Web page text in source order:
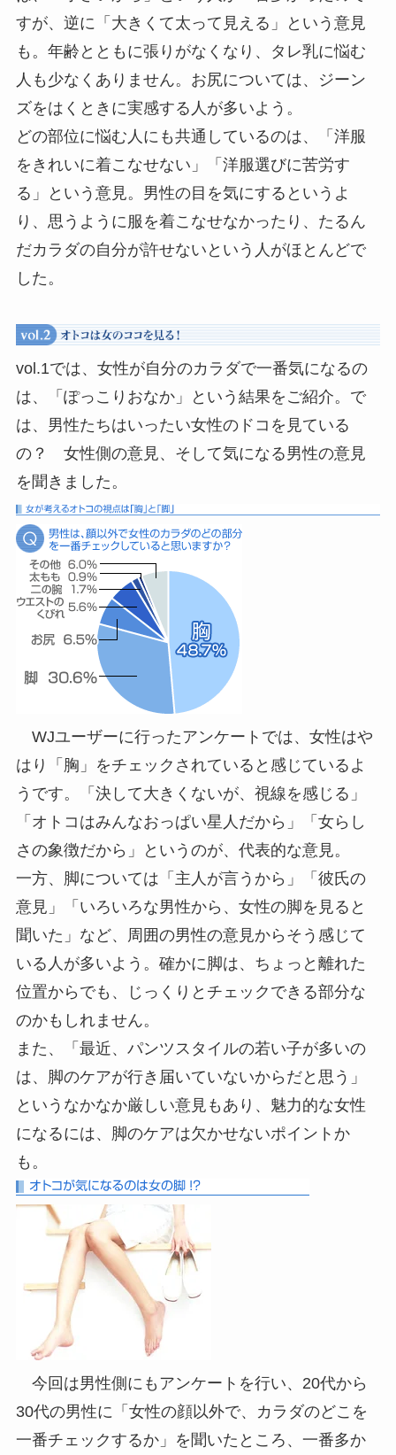
すが、逆に「大きくて太って見える」という意見
も。年齢とともに張りがなくなり、タレ乳に悩む
人も少なくありません。お尻については、ジーン
ズをはくときに実感する人が多いよう。
どの部位に悩む人にも共通しているのは、「洋服
をきれいに着こなせない」「洋服選びに苦労す
る」という意見。男性の目を気にするというよ
り、思うように服を着こなせなかったり、たるん
だカラダの自分が許せないという人がほとんどで
した。
vol.1では、女性が自分のカラダで一番気になるの
は、「ぽっこりおなか」という結果をご紹介。で
は、男性たちはいったい女性のドコを見ている
の？ 女性側の意見、そして気になる男性の意見
を聞きました。
WJユーザーに行ったアンケートでは、女性はや
はり「胸」をチェックされていると感じているよ
うです。「決して大きくないが、視線を感じる」
「オトコはみんなおっぱい星人だから」「女らし
さの象徴だから」というのが、代表的な意見。
一方、脚については「主人が言うから」「彼氏の
意見」「いろいろな男性から、女性の脚を見ると
聞いた」など、周囲の男性の意見からそう感じて
いる人が多いよう。確かに脚は、ちょっと離れた
位置からでも、じっくりとチェックできる部分な
のかもしれません。
また、「最近、パンツスタイルの若い子が多いの
は、脚のケアが行き届いていないからだと思う」
というなかなか厳しい意見もあり、魅力的な女性
になるには、脚のケアは欠かせないポイントか
も。
今回は男性側にもアンケートを行い、20代から
30代の男性に「女性の顔以外で、カラダのどこを
一番チェックするか」を聞いたところ、一番多か